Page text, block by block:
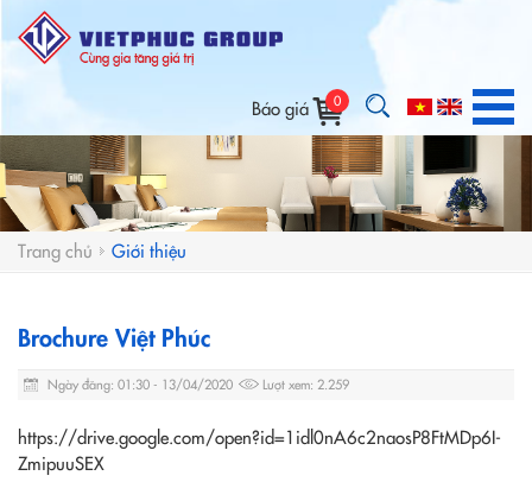
Báo giá 0
Trang chủ Giới thiệu
Brochure Việt Phúc
Ngày đăng: 01:30 - 13/04/2020 Lượt xem: 2.259
https://drive.google.com/open?id=1idl0nA6c2naosP8FtMDp6I-
ZmipuuSEX